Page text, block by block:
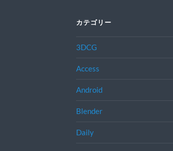
カテゴリー
3DCG
Access
Android
Blender
Daily